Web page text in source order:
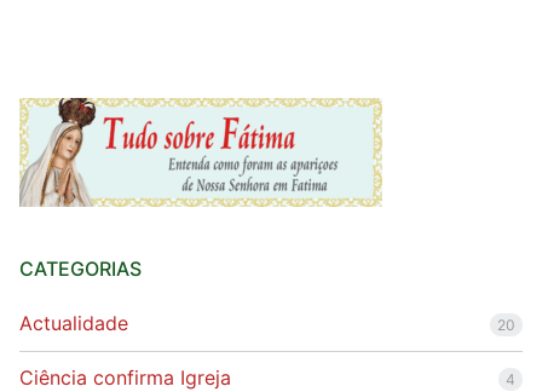
CATEGORIAS
Actualidade 20
Ciência confirma Igreja 4